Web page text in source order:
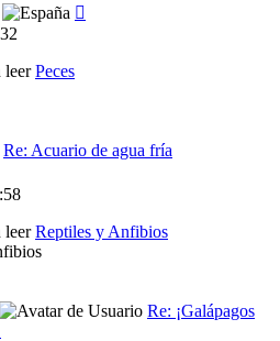
Peces
Re: Acuario de agua fría
Reptiles y Anfibios
Re: ¡Galápagos